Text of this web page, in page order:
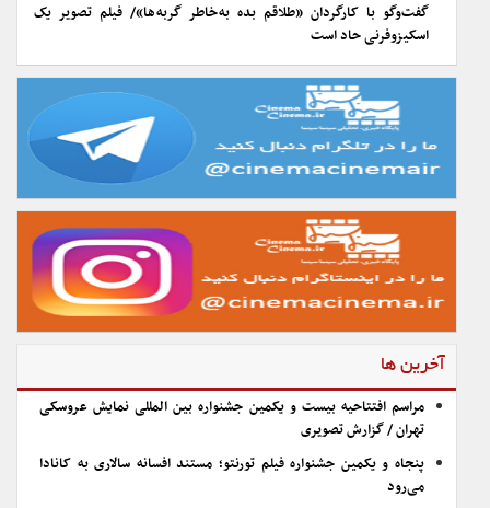
گفت‌وگو با کارگردان «طلاقم بده به خاطر گربه ها»/ فیلم تصویر یک
اسکیزوفرنی حاد است
آخرین ها
مراسم افتتاحیه بیست و یکمین جشنواره بین المللی نمایش عروسکی
تهران / گزارش تصویری
پنجاه و یکمین جشنواره فیلم تورنتو؛ مستند افسانه سالاری به کانادا
می‌رود